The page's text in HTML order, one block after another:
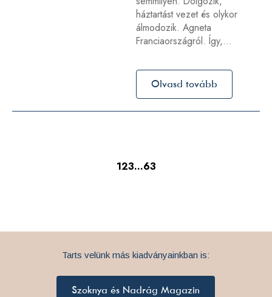
háztartást vezet és olykor
álmodozik. Agneta
Franciaországról. Így,…
Olvasd tovább
123…63
Tarts velünk más kiadványainkban is:
Szoknya és Nadrág Magazin